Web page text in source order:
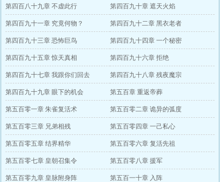
第四百八十九章 不虚此行 第四百九十章 遮天火焰
第四百九十一章 究竟何物？ 第四百九十二章 黑衣老者
第四百九十三章 恐怖巨鸟 第四百九十四章 一个秘密
第四百九十五章 惊天真相 第四百九十六章 拒绝
第四百九十七章 我跟你们回去 第四百九十八章 残夜魔宗
第四百九十九章 眼下的机会 第五百章 重返帝葬
第五百零一章 朱雀复活术 第五百零二章 诡异的弧度
第五百零三章 兄弟相残 第五百零四章 一己私心
第五百零五章 结界精华 第五百零六章 复活先祖
第五百零七章 皇朝召集令 第五百零八章 援军
第五百零九章 皇脉附身阵 第五百一十章 入阵